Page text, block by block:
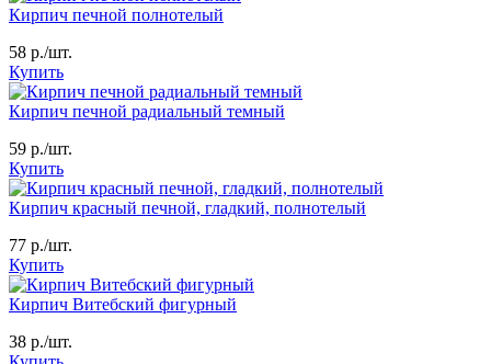
Кирпич печной полнотелый
58 р./шт.
Купить
Кирпич печной радиальный темный
59 р./шт.
Купить
Кирпич красный печной, гладкий, полнотелый
77 р./шт.
Купить
Кирпич Витебский фигурный
38 р./шт.